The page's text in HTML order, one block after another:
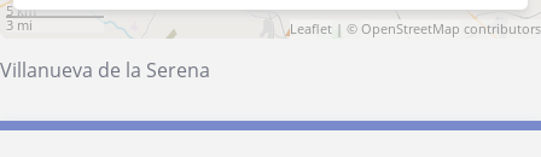
5 km
3 mi
Leaflet | © OpenStreetMap contributors
Villanueva de la Serena